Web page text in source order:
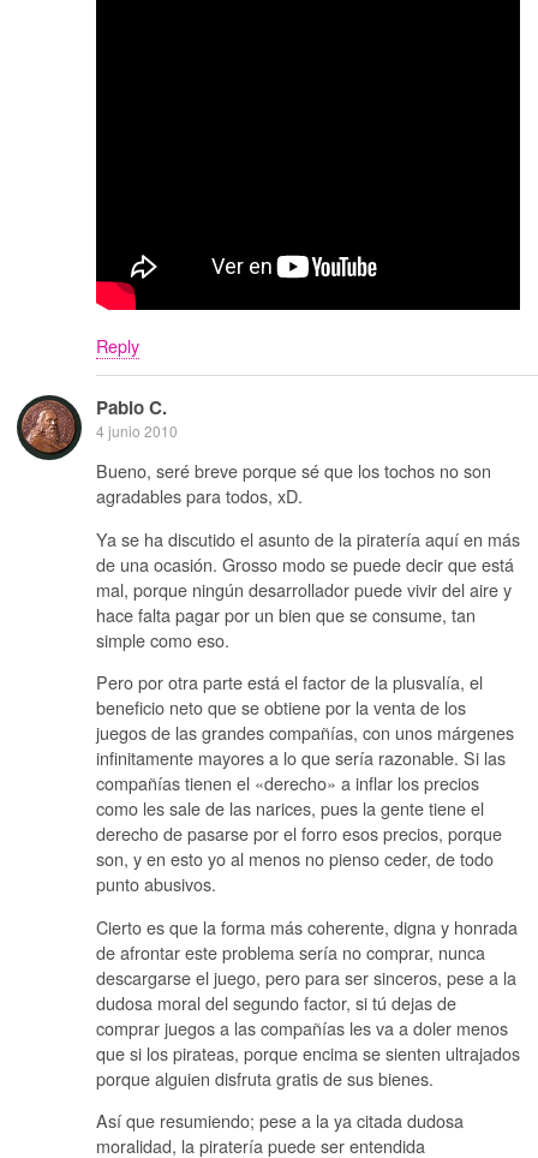
Reply
Pablo C.
4 junio 2010
Bueno, seré breve porque sé que los tochos no son
agradables para todos, xD.
Ya se ha discutido el asunto de la piratería aquí en más
de una ocasión. Grosso modo se puede decir que está
mal, porque ningún desarrollador puede vivir del aire y
hace falta pagar por un bien que se consume, tan
simple como eso.
Pero por otra parte está el factor de la plusvalía, el
beneficio neto que se obtiene por la venta de los
juegos de las grandes compañías, con unos márgenes
infinitamente mayores a lo que sería razonable. Si las
compañías tienen el «derecho» a inflar los precios
como les sale de las narices, pues la gente tiene el
derecho de pasarse por el forro esos precios, porque
son, y en esto yo al menos no pienso ceder, de todo
punto abusivos.
Cierto es que la forma más coherente, digna y honrada
de afrontar este problema sería no comprar, nunca
descargarse el juego, pero para ser sinceros, pese a la
dudosa moral del segundo factor, si tú dejas de
comprar juegos a las compañías les va a doler menos
que si los pirateas, porque encima se sienten ultrajados
porque alguien disfruta gratis de sus bienes.
Así que resumiendo; pese a la ya citada dudosa
moralidad, la piratería puede ser entendida